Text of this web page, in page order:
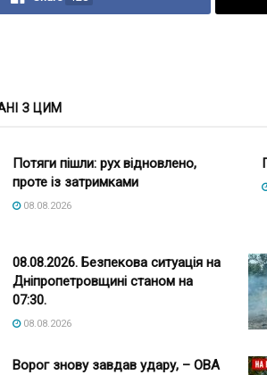
З ЦИМ
Потяги пішли: рух відновлено,
проте із затримками
08.08.2026
08.08.2026. Безпекова ситуація на
Дніпропетровщині станом на
07:30.
08.08.2026
Ворог знову завдав удару, – ОВА